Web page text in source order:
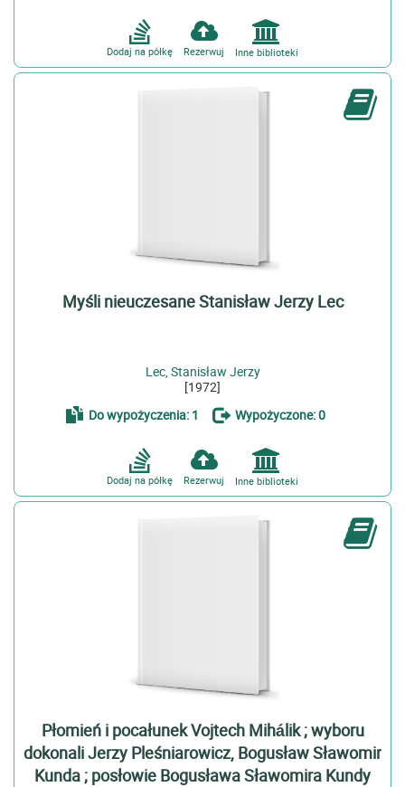
Inne biblioteki
Rezerwuj
Dodaj na półkę
Myśli nieuczesane Stanisław Jerzy Lec
Lec, Stanisław Jerzy
[1972]
Do wypożyczenia: 1
Wypożyczone: 0
Inne biblioteki
Rezerwuj
Dodaj na półkę
Płomień i pocałunek Vojtech Mihálik ; wyboru
dokonali Jerzy Pleśniarowicz, Bogusław Sławomir
Kunda ; posłowie Bogusława Sławomira Kundy